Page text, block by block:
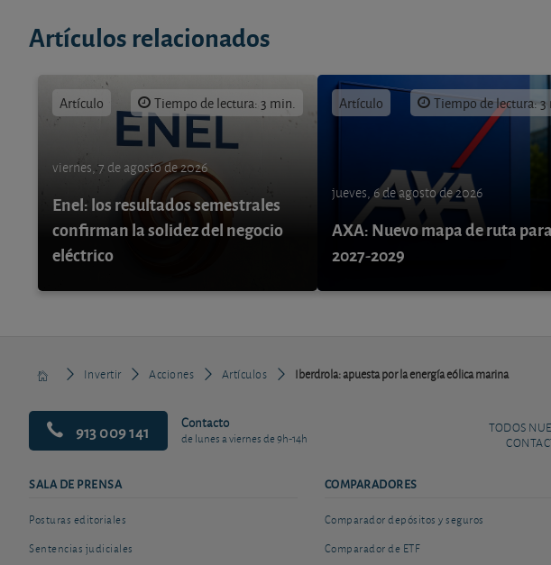
Artículos relacionados
Artículo Tiempo de lectura: 3 min.
viernes, 7 de agosto de 2026
Enel: los resultados semestrales
confirman la solidez del negocio
eléctrico
Artículo Tiempo de lectura:
jueves, 6 de agosto de 2026
AXA: Nuevo mapa de ruta para
2027-2029
Invertir Acciones Artículos Iberdrola: apuesta por la energía eólica marina
913 009 141 Contacto
de lunes a viernes de 9h-14h
TODOS
SALA DE PRENSA
Posturas editoriales
Sentencias judiciales
COMPARADORES
Comparador depósitos y seguros
Comparador de ETF